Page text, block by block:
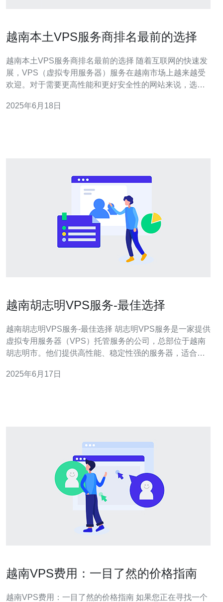
越南本土VPS服务商排名最前的选择
越南本土VPS服务商排名最前的选择 随着互联网的快速发
展，VPS（虚拟专用服务器）服务在越南市场上越来越受
欢迎。对于需要更高性能和更好安全性的网站来说，选择
VPS服务商提供各种不同的服务，选择最适合自己需求的
2025年6月18日
越南胡志明VPS服务-最佳选择
越南胡志明VPS服务-最佳选择 胡志明VPS服务是一家提供
虚拟专用服务器（VPS）托管服务的公司，总部位于越南
胡志明市。他们提供高性能、稳定性强的服务器，适合个
提供商，胡志明VPS的价格更加实惠，能够满足用户的需
2025年6月17日
越南VPS费用：一目了然的价格指南
越南VPS费用：一目了然的价格指南 如果您正在寻找一个